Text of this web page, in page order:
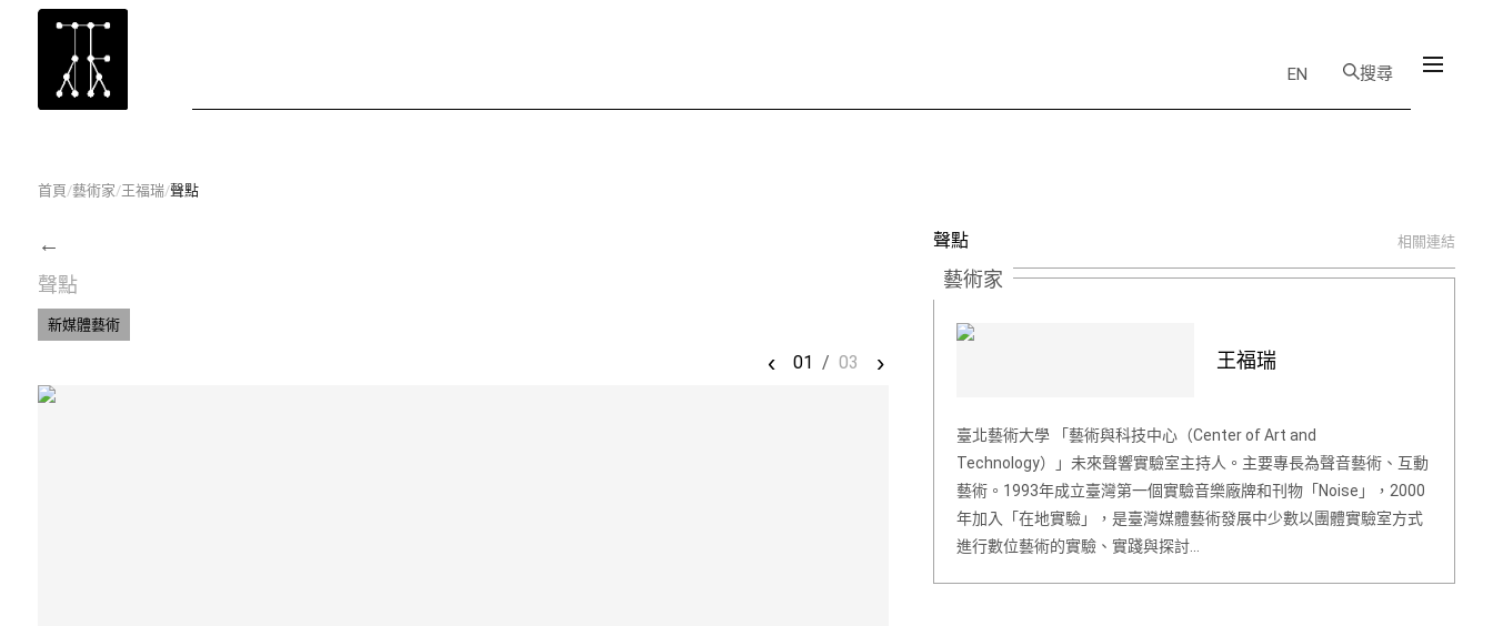
EN 搜尋
首頁/藝術家/王福瑞/聲點
←
聲點
新媒體藝術
‹ 01 / 03 ›
聲點 相關連結
藝術家
王福瑞
臺北藝術大學 「藝術與科技中心（Center of Art and
Technology）」未來聲響實驗室主持人。主要專長為聲音藝術、互動
藝術。1993年成立臺灣第一個實驗音樂廠牌和刊物「Noise」，2000
年加入「在地實驗」，是臺灣媒體藝術發展中少數以團體實驗室方式
進行數位藝術的實驗、實踐與探討…